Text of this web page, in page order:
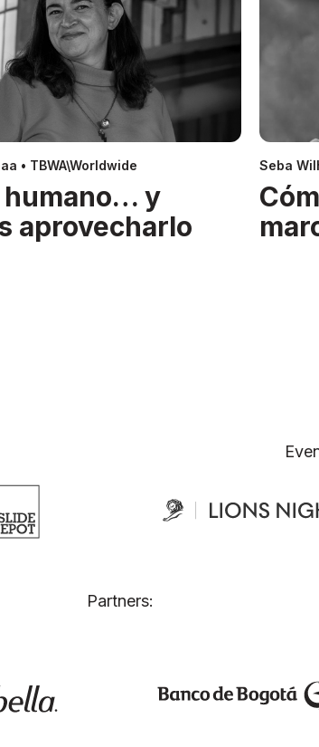
• TBWA\Worldwide
humano… y
aprovecharlo
Seba
Partners: